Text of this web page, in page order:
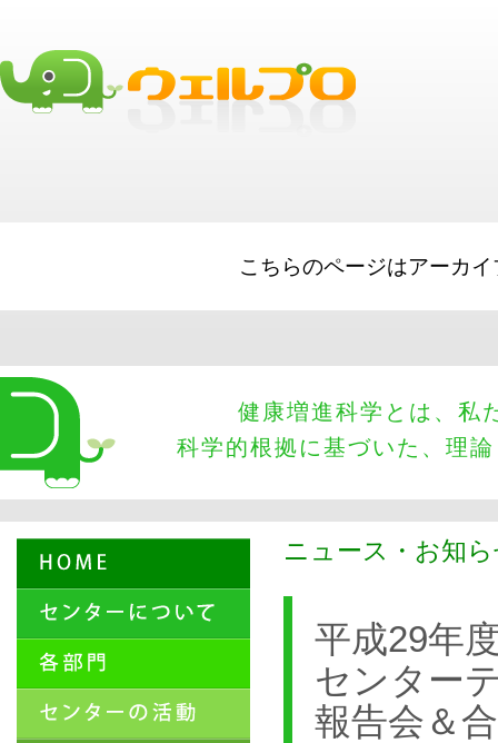
こちらのページはアーカ
健康増進科学とは、私
科学的根拠に基づいた、理
ニュース・お知
平成29年
センター
報告会＆